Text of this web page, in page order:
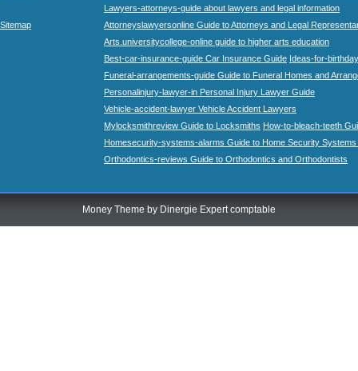
Sitemap
Lawyers-attorneys-guide about lawyers and legal information
Attorneyslawyersonline Guide to Attorneys and Legal
Arts.universitycollege-online guide to higher arts education
Best-car-insurance-guide Car Insurance Guide Ideas-for-
Funeral-arrangements-guide Guide to Funeral Homes and
Personalinjury-lawyer-in Personal Injury Lawyer Guide
Vehicle-accident-lawyer Vehicle Accident Lawyers
Mylocksmithreview Guide to Locksmiths How-to-bleach-teeth
Homesecurity-systems-alarms Guide to Home Security Systems
Orthodontics-reviews Guide to Orthodontics and Orthodontists
Money Theme by Dinergie Expert comptable